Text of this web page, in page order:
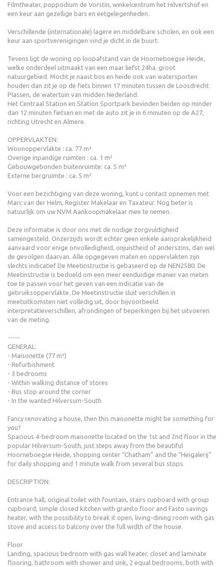
Filmtheater, poppodium de Vorstin, winkelcentrum het Hilvertshof en
een keur aan gezellige bars en eetgelegenheden.
Verschillende (internationale) lagere en middelbare scholen, en ook een
keur aan sportverenigingen vind je dicht in de buurt.
Tevens ligt de woning op loopafstand van de Hoorneboegse Heide,
welke onderdeel uitmaakt van een maar liefst 24ha. groot
natuurgebied. Mocht je naast bos en heide ook van watersporten
houden dan zit je op de fiets binnen 17 minuten tussen de Loosdrecht
Plassen, de watertuin van midden Nederland.
Het Centraal Station en Station Sportpark bevinden beiden op minder
dan 12 minuten fietsen en met de auto zit je in 6 minuten op de A27,
richting Utrecht en Almere.
OPPERVLAKTEN:
Woonoppervlakte : ca. 77 m²
Overige inpandige ruimten : ca. 1 m²
Gebouwgebonden buitenruimte: ca. 5 m²
Externe bergruimte : ca. 5 m²
Voor een bezichtiging van deze woning, kunt u contact opnemen met
Marc van der Helm, Register Makelaar en Taxateur. Nog beter is
natuurlijk om uw NVM Aankoopmakelaar mee te nemen.
Deze informatie is door ons met de nodige zorgvuldigheid
samengesteld. Onzerzijds wordt echter geen enkele aansprakelijkheid
aanvaard voor enige onvolledigheid, onjuistheid of anderszins, dan wel
de gevolgen daarvan. Alle opgegeven maten en oppervlakten zijn
slechts indicatief De Meetinstructie is gebaseerd op de NEN2580. De
Meetinstructie is bedoeld om een meer eenduidige manier van meten
toe te passen voor het geven van een indicatie van de
gebruiksoppervlakte. De Meetinstructie sluit verschillen in
meetuitkomsten niet volledig uit, door bijvoorbeeld
interpretatieverschillen, afrondingen of beperkingen bij het uitvoeren
van de meting.
-----
GENERAL:
- Maisonette (77 m²)
- Refurbishment
- 3 bedrooms
- Within walking distance of stores
- Bus stop around the corner
- In the wanted Hilversum-South
Fancy renovating a house, then this maisonette might be something for
you?
Spacious 4-bedroom maisonette located on the 1st and 2nd floor in the
popular Hilversum-South, just steps away from the beautiful
Hoorneboegse Heide, shopping center “Chatham” and the “Heigalerij”
for daily shopping and 1 minute walk from several bus stops.
DESCRIPTION:
Entrance hall, original toilet with fountain, stairs cupboard with group
cupboard, simple closed kitchen with granito floor and Fasto savings
heater, with the possibility to break it open, living-dining room with gas
stove and access to balcony over the full width of the house.
Floor
Landing, spacious bedroom with gas wall heater, closet and laminate
flooring, bathroom with shower and sink, 2 equal bedrooms, both with